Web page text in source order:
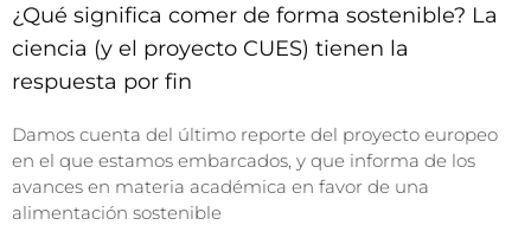
¿Qué significa comer de forma sostenible? La
ciencia (y el proyecto CUES) tienen la
respuesta por fin
Damos cuenta del último reporte del proyecto europeo
en el que estamos embarcados, y que informa de los
avances en materia académica en favor de una
alimentación sostenible